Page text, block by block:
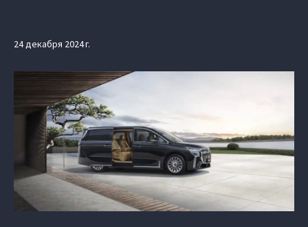
24 декабря 2024 г.